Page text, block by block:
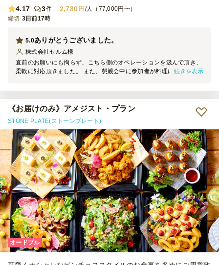
4.17
3件 2,780 円 /人（77,000円〜）
締切 3日前17時
ありがとうございました。
5.0
株式会社セルム様
直前のお願いにも拘らず、こちら側のオペレーションを汲んで頂き、
柔軟に対応頂きました。 また、懇親会中に参加者が料理に手がつか
かったです。 料理も美味しかったです。 総じて、事前・当日とも丁
寧にご対応頂き大変助かりました。
続きを表示
《お届けのみ》アメジスト・プラン
STONE PLATE(ストーンプレート)
オードブル